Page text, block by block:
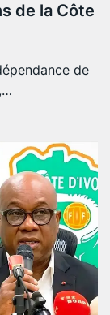
de la Côte
de